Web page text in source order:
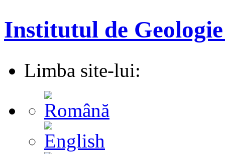
Institutul de
Limba site-lui: